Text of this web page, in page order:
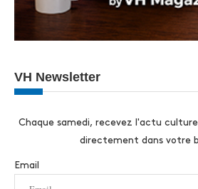
VH Newsletter
Chaque samedi, recevez l'actu
directement dans votre
Email